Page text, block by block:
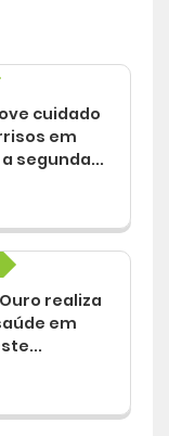
cuidado
em
segunda...
realiza
em